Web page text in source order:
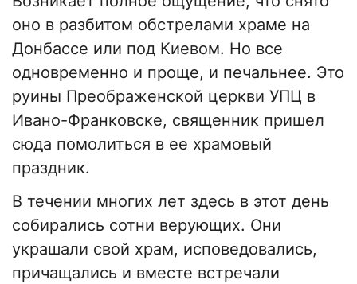
оно в разбитом обстрелами храме на
Донбассе или под Киевом. Но все
одновременно и проще, и печальнее. Это
руины Преображенской церкви УПЦ в
Ивано-Франковске, священник пришел
сюда помолиться в ее храмовый
праздник.
В течении многих лет здесь в этот день
собирались сотни верующих. Они
украшали свой храм, исповедовались,
причащались и вместе встречали